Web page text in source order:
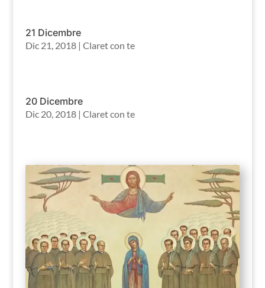
21 Dicembre
Dic 21, 2018| Claret con te
20 Dicembre
Dic 20, 2018| Claret con te